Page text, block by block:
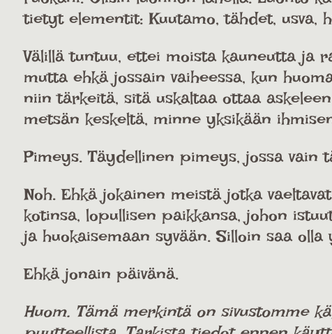
tietyt elementit: Kuutamo, tähdet, usva,
Välillä tuntuu, ettei moista kauneutta ja
mutta ehkä jossain vaiheessa, kun
niin tärkeitä, sitä uskaltaa ottaa
metsän keskeltä, minne yksikään
Pimeys. Täydellinen pimeys, jossa vain
Noh. Ehkä jokainen meistä jotka
kotinsa, lopullisen paikkansa, johon
ja huokaisemaan syvään. Silloin saa
Ehkä jonain päivänä.
Huom. Tämä merkintä on sivustomme